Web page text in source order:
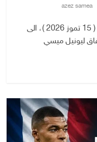
azez samea
تأهل منتخب الأرجنتين، اليوم الأربعاء، ( 15 تموز 2026 )، الى